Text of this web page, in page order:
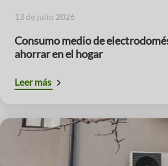
13 de julio 2026
Consumo medio de
ahorrar en el hogar
Leer más